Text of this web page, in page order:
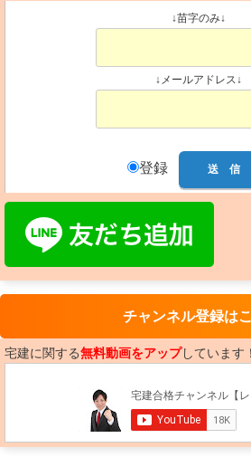
↓苗字のみ↓
↓メールアドレス↓
登録
チャンネル登録は
宅建に関する無料動画をアップしています！